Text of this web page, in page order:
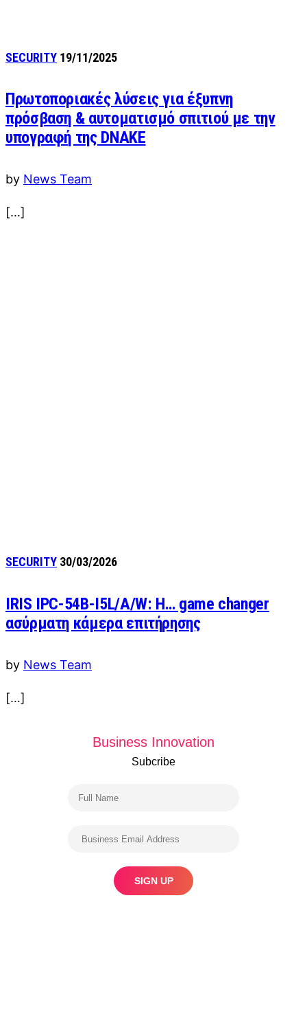
SECURITY 19/11/2025
Πρωτοποριακές λύσεις για έξυπνη
πρόσβαση & αυτοματισμό σπιτιού με την
υπογραφή της DNAKE
by News Team
[…]
SECURITY 30/03/2026
ΙRIS IPC-54B-I5L/A/W: Η… game changer
ασύρματη κάμερα επιτήρησης
by News Team
[…]
Business Innovation
Subcribe